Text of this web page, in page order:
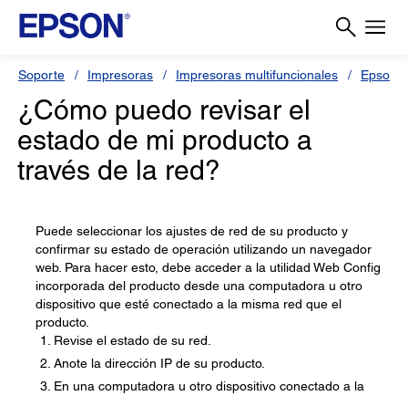
Soporte Impresoras Impresoras multifuncionales Epson L
¿Cómo puedo revisar el
estado de mi producto a
través de la red?
Puede seleccionar los ajustes de red de su producto y
confirmar su estado de operación utilizando un navegador
web. Para hacer esto, debe acceder a la utilidad Web Config
incorporada del producto desde una computadora u otro
dispositivo que esté conectado a la misma red que el
producto.
Revise el estado de su red.
Anote la dirección IP de su producto.
En una computadora u otro dispositivo conectado a la